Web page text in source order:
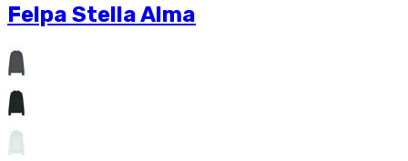
Felpa Stella Alma